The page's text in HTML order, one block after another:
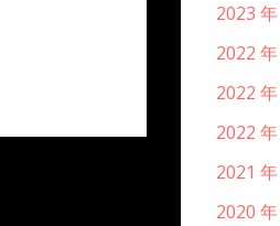
2023
2022
2022
2022
2021
2020